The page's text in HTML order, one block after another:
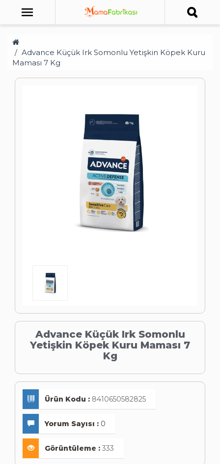
Advance Küçük Irk Somonlu Yetişkin Köpek Kuru
Maması 7 Kg
Advance Küçük Irk Somonlu
Yetişkin Köpek Kuru Maması 7
Kg
Ürün Kodu : 8410650582825
Yorum Sayısı : 0
Görüntüleme : 333